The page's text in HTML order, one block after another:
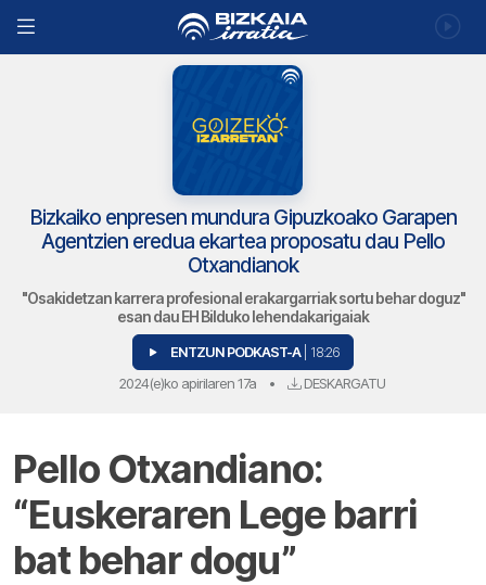
Bizkaiko enpresen mundura Gipuzkoako Garapen
Agentzien eredua ekartea proposatu dau Pello
Otxandianok
"Osakidetzan karrera profesional erakargarriak sortu behar doguz"
esan dau EH Bilduko lehendakarigaiak
ENTZUN PODKAST-A | 18:26
2024(e)ko apirilaren 17a • DESKARGATU
Pello Otxandiano:
“Euskeraren Lege barri
bat behar dogu”